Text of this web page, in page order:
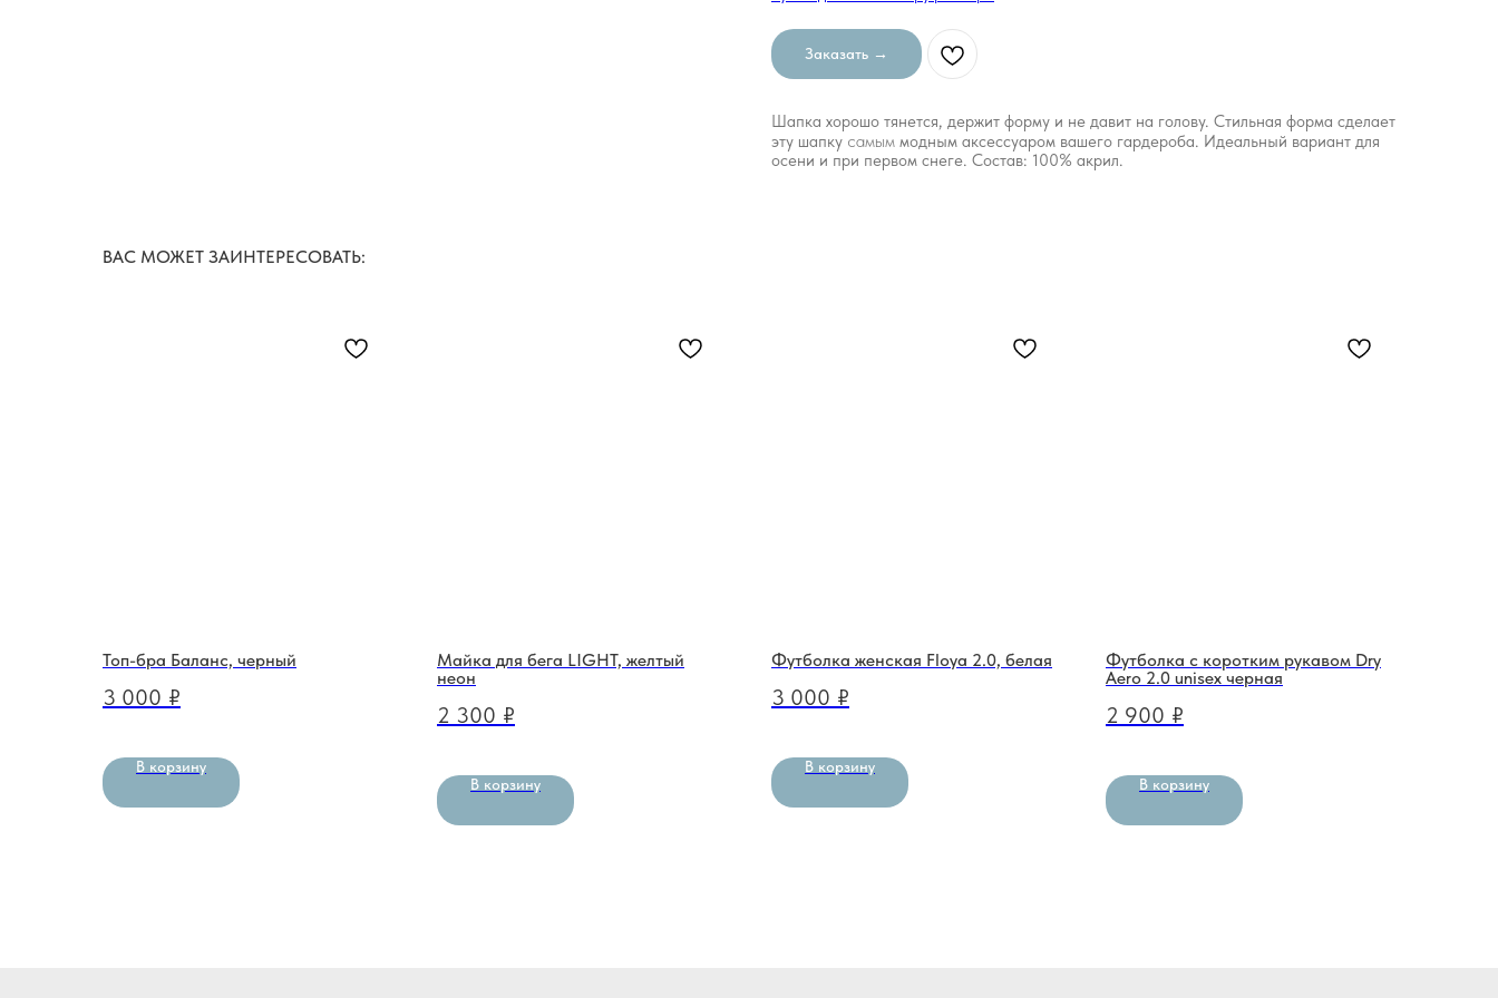
Заказать →
Шапка хорошо тянется, держит форму и не давит на голову. Стильная форма сделает
эту шапку самым модным аксессуаром вашего гардероба. Идеальный вариант для
осени и при первом снеге. Состав: 100% акрил.
ВАС МОЖЕТ ЗАИНТЕРЕСОВАТЬ:
Топ-бра Баланс, черный
3 000 ₽
В корзину
Майка для бега LIGHT, желтый
неон
2 300 ₽
В корзину
Футболка женская Floya 2.0, белая
3 000 ₽
В корзину
Футболка с коротким рукавом Dry
Aero 2.0 unisex черная
2 900 ₽
В корзину